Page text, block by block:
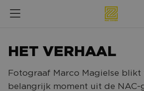
NIEUWS
HET VERHAAL
Fotograaf Marco Magielse blikt
belangrijk moment uit de NAC-